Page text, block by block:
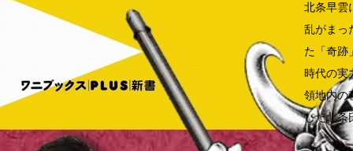
北条早雲
乱がまっ
た「奇跡
時代の実
領地内の
した北条